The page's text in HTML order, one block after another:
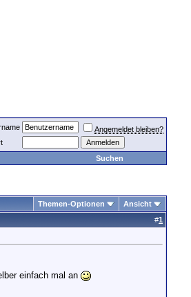
Angemeldet bleiben?
Suchen
Themen-Optionen
Ansicht
#1
einfach mal an